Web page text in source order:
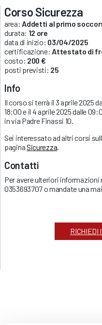
Corso Sicurezza
area: Addetti al primo
durata: 12 ore
data di inizio: 03/04/2025
certificazione: Attestato di
costo: 200 €
posti previsti: 25
Info
Il corso si terrà il 3 aprile 2025
18:00 e il 4 aprile 2025 dalle
in via Padre Finassi 10.
Sei interessato ad altri corsi
paginaSicurezza
Contatti
Per avere ulteriori
0353693707 o mandate una
RICHIEDI